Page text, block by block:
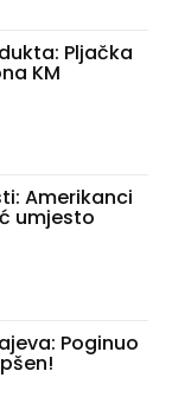
Pljačka
KM
Amerikanci
umjesto
Poginuo